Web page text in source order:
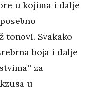
u kojima i dalje
tonovi. Svakako
boja i dalje
za
u